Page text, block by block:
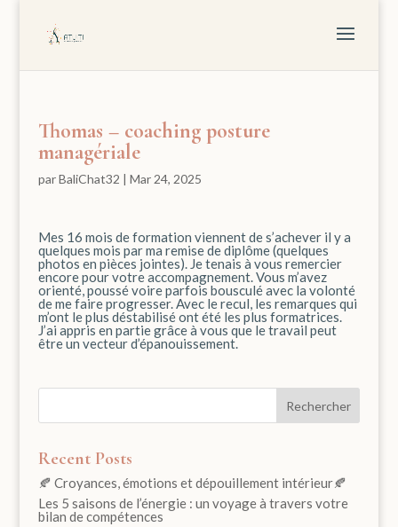
Thomas – coaching posture
managériale
parBaliChat32 | Mar 24, 2025
Mes 16 mois de formation viennent de s’achever il y a
quelques mois par ma remise de diplôme (quelques
photos en pièces jointes). Je tenais à vous remercier
encore pour votre accompagnement. Vous m’avez
orienté, poussé voire parfois bousculé avec la volonté
de me faire progresser. Avec le recul, les remarques qui
m’ont le plus déstabilisé ont été les plus formatrices.
J’ai appris en partie grâce à vous que le travail peut
être un vecteur d’épanouissement.
Rechercher
Recent Posts
🍂 Croyances, émotions et dépouillement intérieur🍂
Les 5 saisons de l’énergie : un voyage à travers votre
bilan de compétences